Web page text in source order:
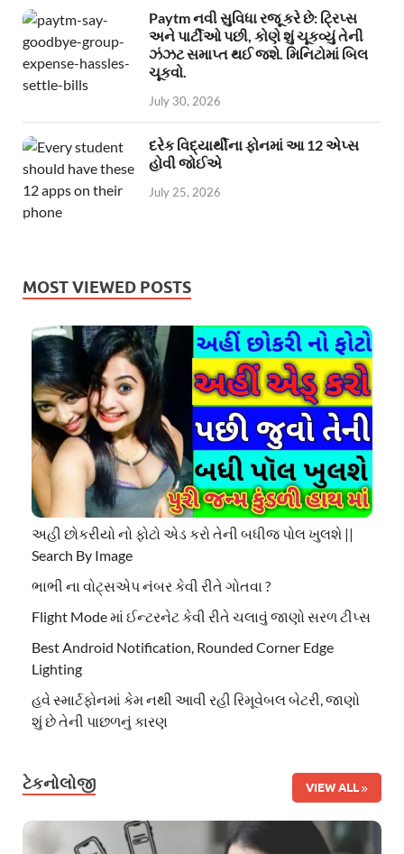
Paytm નવી સુવિધા રજૂ કરે છે: ટ્રિપ્સ
અને પાર્ટીઓ પછી, કોણે શું ચૂકવ્યું તેની
ઝંઝટ સમાપ્ત થઈ જશે. મિનિટોમાં બિલ
ચૂકવો.
July 30, 2026
દરેક વિદ્યાર્થીના ફોનમાં આ 12 એપ્સ
હોવી જોઈએ
July 25, 2026
MOST VIEWED POSTS
અહી છોકરીયો નો ફોટો એડ કરો તેની બધીજ પોલ ખુલશે ||
Search By Image
ભાભી ના વોટ્સએપ નંબર કેવી રીતે ગોતવા ?
Flight Mode માં ઈન્ટરનેટ કેવી રીતે ચલાવું જાણો સરળ ટીપ્સ
Best Android Notification, Rounded Corner Edge
Lighting
હવે સ્માર્ટફોનમાં કેમ નથી આવી રહી રિમૂવેબલ બેટરી, જાણો
શું છે તેની પાછળનું કારણ
ટેકનોલોજી VIEW ALL